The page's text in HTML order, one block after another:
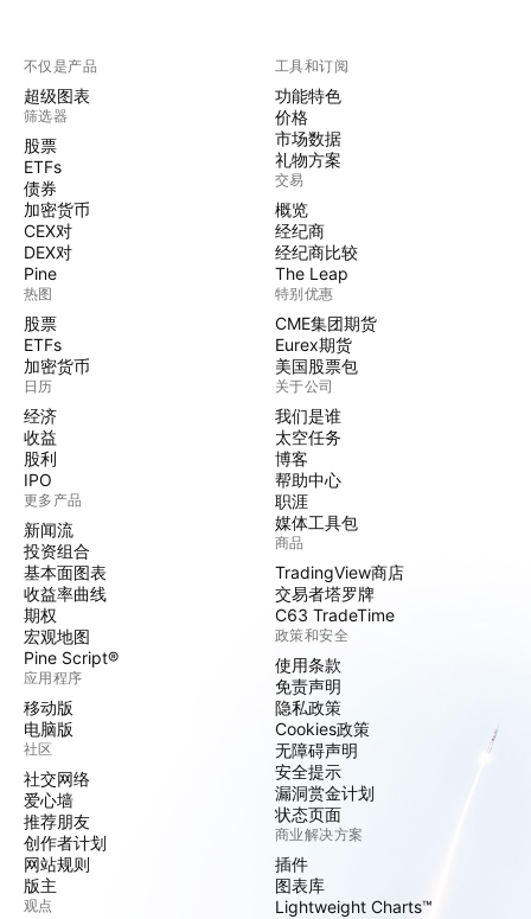
不仅是产品
超级图表
筛选器
股票
ETFs
债券
加密货币
CEX对
DEX对
Pine
热图
股票
ETFs
加密货币
日历
经济
收益
股利
IPO
更多产品
新闻流
投资组合
基本面图表
收益率曲线
期权
宏观地图
Pine Script®
应用程序
移动版
电脑版
社区
社交网络
爱心墙
推荐朋友
创作者计划
网站规则
版主
观点
工具和订阅
功能特色
价格
市场数据
礼物方案
交易
概览
经纪商
经纪商比较
The Leap
特别优惠
CME集团期货
Eurex期货
美国股票包
关于公司
我们是谁
太空任务
博客
帮助中心
职涯
媒体工具包
商品
TradingView商店
交易者塔罗牌
C63 TradeTime
政策和安全
使用条款
免责声明
隐私政策
Cookies政策
无障碍声明
安全提示
漏洞赏金计划
状态页面
商业解决方案
插件
图表库
Lightweight Charts™